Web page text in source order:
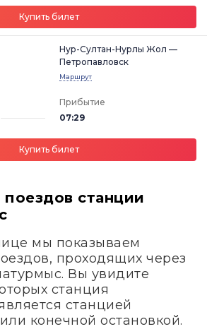
Купить билет
Нур-Султан-Нурлы Жол —
Петропавловск
Маршрут
Прибытие
07:29
Купить билет
поездов станции
мы показываем
проходящих через
Вы увидите
станция
станцией
конечной остановкой.